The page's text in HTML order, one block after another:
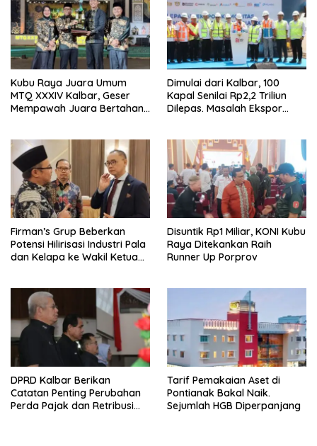
Kubu Raya Juara Umum
MTQ XXXIV Kalbar, Geser
Mempawah Juara Bertahan
Dimulai dari Kalbar, 100
Kapal Senilai Rp2,2 Triliun
Dilepas. Masalah Ekspor
Firman’s Grup Beberkan
Potensi Hilirisasi Industri Pala
dan Kelapa ke Wakil Ketua
Disuntik Rp1 Miliar, KONI Kubu
Raya Ditekankan Raih
Runner Up Porprov
DPRD Kalbar Berikan
Catatan Penting Perubahan
Perda Pajak dan Retribusi
Tarif Pemakaian Aset di
Pontianak Bakal Naik.
Sejumlah HGB Diperpanjang